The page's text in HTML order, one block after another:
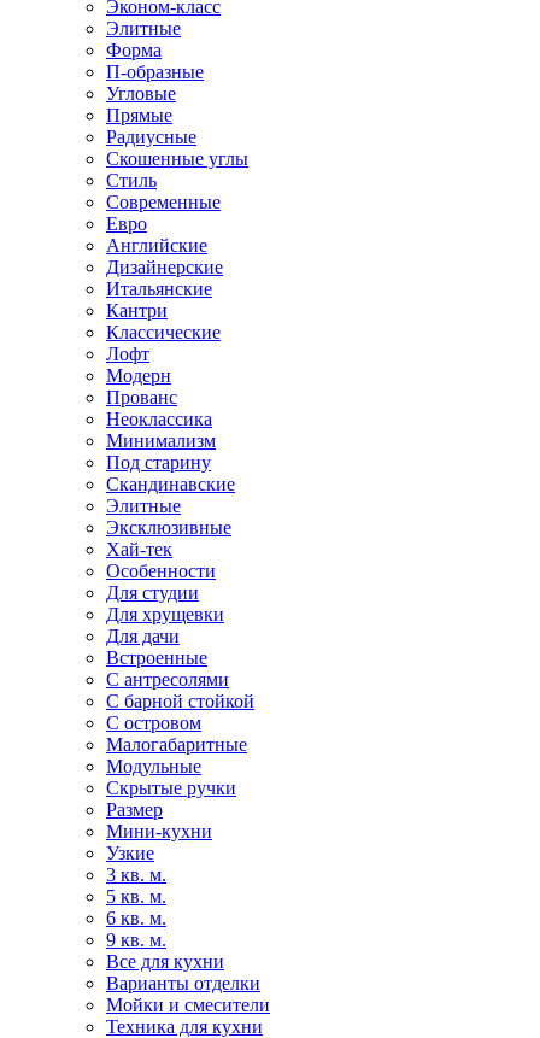
Эконом-класс
Элитные
Форма
П-образные
Угловые
Прямые
Радиусные
Скошенные углы
Стиль
Современные
Евро
Английские
Дизайнерские
Итальянские
Кантри
Классические
Лофт
Модерн
Прованс
Неоклассика
Минимализм
Под старину
Скандинавские
Элитные
Эксклюзивные
Хай-тек
Особенности
Для студии
Для хрущевки
Для дачи
Встроенные
С антресолями
С барной стойкой
С островом
Малогабаритные
Модульные
Скрытые ручки
Размер
Мини-кухни
Узкие
3 кв. м.
5 кв. м.
6 кв. м.
9 кв. м.
Все для кухни
Варианты отделки
Мойки и смесители
Техника для кухни